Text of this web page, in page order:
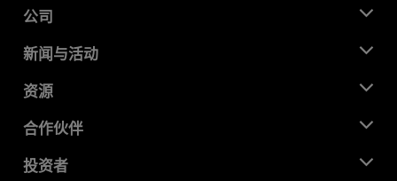
公司
关于 AMD
企业责任
就业机会
联系我们
新闻与活动
新闻中心
媒体库
资源
开发中心
成功案例
合作伙伴
AMD 合作伙伴中心
投资者